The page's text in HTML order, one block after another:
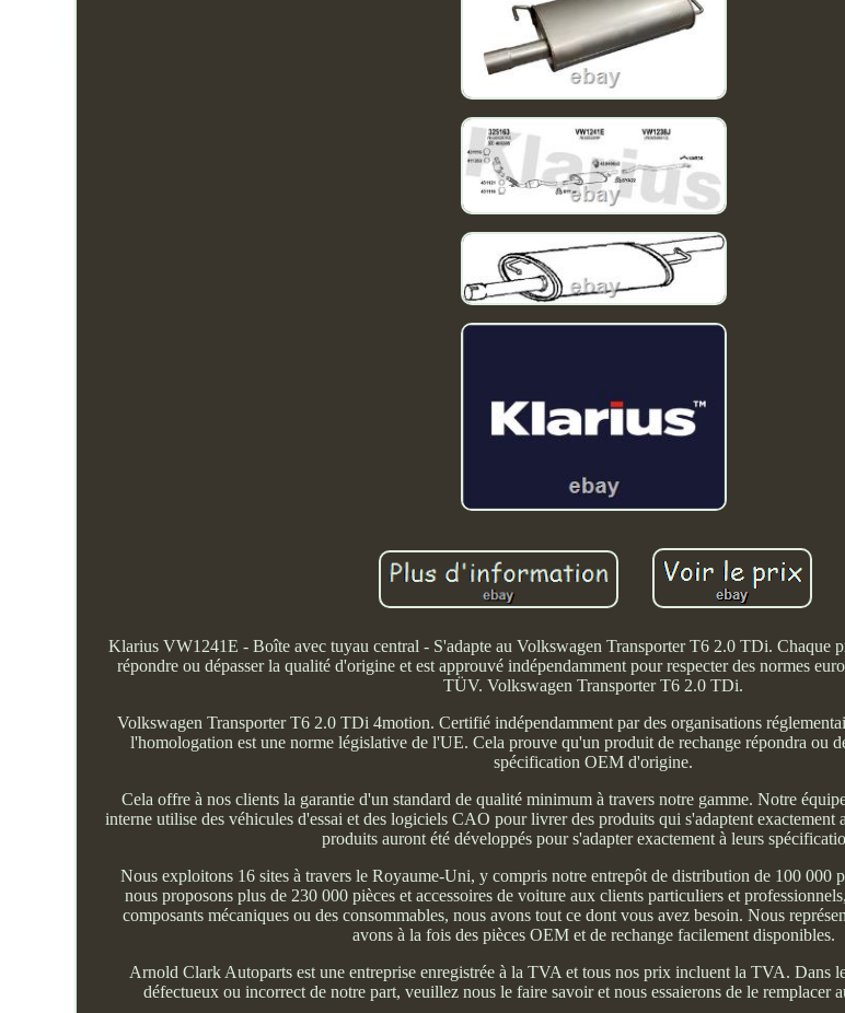
Klarius VW1241E - Boîte avec tuyau central - S'adapte au Volkswagen Transporter T6 2.0 TDi. Chaque
répondre ou dépasser la qualité d'origine et est approuvé indépendamment pour respecter des normes
TÜV. Volkswagen Transporter T6 2.0 TDi.
Volkswagen Transporter T6 2.0 TDi 4motion. Certifié indépendamment par des organisations
l'homologation est une norme législative de l'UE. Cela prouve qu'un produit de rechange répondra ou
spécification OEM d'origine.
Cela offre à nos clients la garantie d'un standard de qualité minimum à travers notre gamme. Notre
interne utilise des véhicules d'essai et des logiciels CAO pour livrer des produits qui s'adaptent exactement
produits auront été développés pour s'adapter exactement à leurs
Nous exploitons 16 sites à travers le Royaume-Uni, y compris notre entrepôt de distribution de 100 000
nous proposons plus de 230 000 pièces et accessoires de voiture aux clients particuliers et
composants mécaniques ou des consommables, nous avons tout ce dont vous avez besoin. Nous
avons à la fois des pièces OEM et de rechange facilement disponibles.
Arnold Clark Autoparts est une entreprise enregistrée à la TVA et tous nos prix incluent la TVA. Dans
défectueux ou incorrect de notre part, veuillez nous le faire savoir et nous essaierons de le remplacer